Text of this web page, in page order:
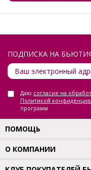
ПОДПИСКА НА
Даю согласие на
Политикой
программ
ПОМОЩЬ
О КОМПАНИИ